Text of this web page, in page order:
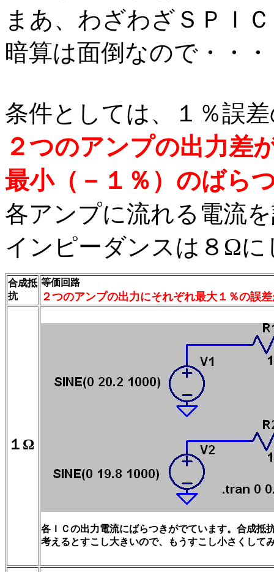
まあ、わざわざＳＰＩ
暗算は面倒なので・・
条件としては、１％誤
２つのアンプの出力差
最小（－１％）のばら
各アンプに流れる電流
インピーダンスは８Ωに
合成抵
抗
等価回路
２つのアンプの出力にそれぞれ最大１％の誤
１Ω
各ＩＣの出力電流にばらつきがでています。合成抵
考えるとすこし大きいので、もうすこし小さくして